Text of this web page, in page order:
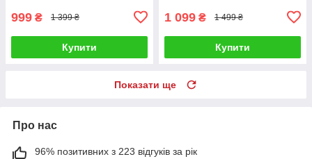
999 ₴ 1 399 ₴
Купити
1 099 ₴ 1 499 ₴
Купити
Показати ще
Про нас
96% позитивних з 223 відгуків за рік